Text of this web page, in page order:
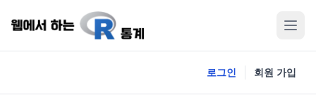
로그인 회원 가입